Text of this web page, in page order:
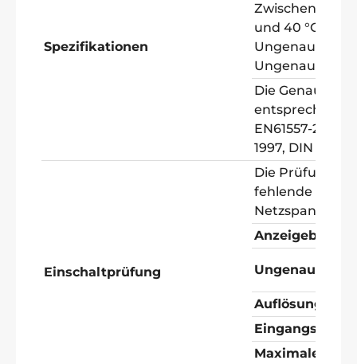
Spezifikationen
Zwischen 0 °C
und 40 °C,
Die
entsprechend
EN61557-2:
1997, DIN
Einschaltprüfung
Die Prüfung
fehlende
Netzspannung
Ungenauigkeit
Auflösung
Maximale